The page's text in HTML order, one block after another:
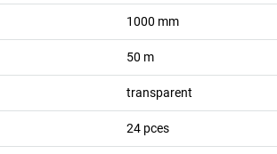
1000 mm
50 m
transparent
24 pces